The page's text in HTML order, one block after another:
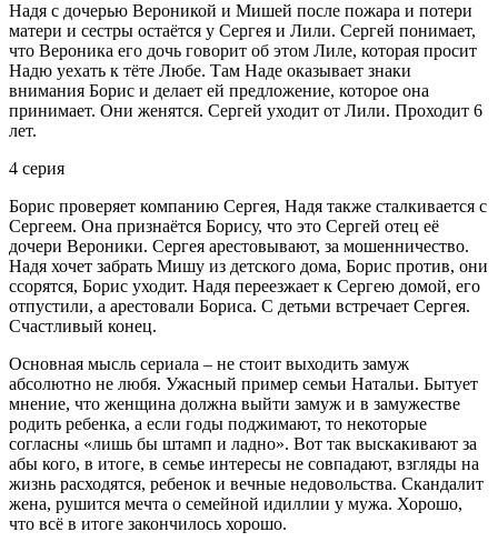
Надя с дочерью Вероникой и Мишей после пожара и потери
матери и сестры остаётся у Сергея и Лили. Сергей понимает,
что Вероника его дочь говорит об этом Лиле, которая просит
Надю уехать к тёте Любе. Там Наде оказывает знаки
внимания Борис и делает ей предложение, которое она
принимает. Они женятся. Сергей уходит от Лили. Проходит 6
лет.
4 серия
Борис проверяет компанию Сергея, Надя также сталкивается с
Сергеем. Она признаётся Борису, что это Сергей отец её
дочери Вероники. Сергея арестовывают, за мошенничество.
Надя хочет забрать Мишу из детского дома, Борис против, они
ссорятся, Борис уходит. Надя переезжает к Сергею домой, его
отпустили, а арестовали Бориса. С детьми встречает Сергея.
Счастливый конец.
Основная мысль сериала – не стоит выходить замуж
абсолютно не любя. Ужасный пример семьи Натальи. Бытует
мнение, что женщина должна выйти замуж и в замужестве
родить ребенка, а если годы поджимают, то некоторые
согласны «лишь бы штамп и ладно». Вот так выскакивают за
абы кого, в итоге, в семье интересы не совпадают, взгляды на
жизнь расходятся, ребенок и вечные недовольства. Скандалит
жена, рушится мечта о семейной идиллии у мужа. Хорошо,
что всё в итоге закончилось хорошо.